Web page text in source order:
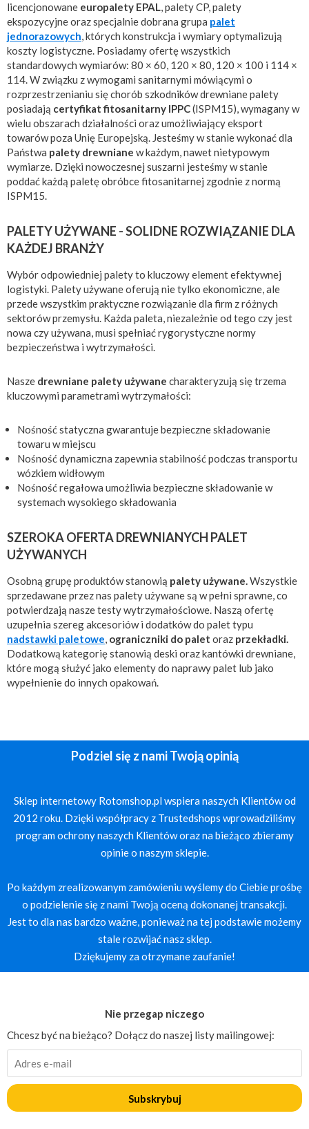
licencjonowane europalety EPAL, palety CP, palety
ekspozycyjne oraz specjalnie dobrana grupa palet
jednorazowych, których konstrukcja i wymiary optymalizują
koszty logistyczne. Posiadamy ofertę wszystkich
standardowych wymiarów: 80 × 60, 120 × 80, 120 × 100 i 114 ×
114. W związku z wymogami sanitarnymi mówiącymi o
rozprzestrzenianiu się chorób szkodników drewniane palety
posiadają certyfikat fitosanitarny IPPC(ISPM15), wymagany w
wielu obszarach działalności oraz umożliwiający eksport
towarów poza Unię Europejską. Jesteśmy w stanie wykonać dla
Państwa palety drewniane w każdym, nawet nietypowym
wymiarze. Dzięki nowoczesnej suszarni jesteśmy w stanie
poddać każdą paletę obróbce fitosanitarnej zgodnie z normą
ISPM15.
PALETY UŻYWANE - SOLIDNE ROZWIĄZANIE DLA
KAŻDEJ BRANŻY
Wybór odpowiedniej palety to kluczowy element efektywnej
logistyki. Palety używane oferują nie tylko ekonomiczne, ale
przede wszystkim praktyczne rozwiązanie dla firm z różnych
sektorów przemysłu. Każda paleta, niezależnie od tego czy jest
nowa czy używana, musi spełniać rygorystyczne normy
bezpieczeństwa i wytrzymałości.
Nasze drewniane palety używane charakteryzują się trzema
kluczowymi parametrami wytrzymałości:
Nośność statyczna gwarantuje bezpieczne składowanie
towaru w miejscu
Nośność dynamiczna zapewnia stabilność podczas transportu
wózkiem widłowym
Nośność regałowa umożliwia bezpieczne składowanie w
systemach wysokiego składowania
SZEROKA OFERTA DREWNIANYCH PALET
UŻYWANYCH
Osobną grupę produktów stanowią palety używane.Wszystkie
sprzedawane przez nas palety używane są w pełni sprawne, co
potwierdzają nasze testy wytrzymałościowe. Naszą ofertę
uzupełnia szereg akcesoriów i dodatków do palet typu
nadstawki paletowe, ograniczniki do palet oraz przekładki.
Dodatkową kategorię stanowią deski oraz kantówki drewniane,
które mogą służyć jako elementy do naprawy palet lub jako
wypełnienie do innych opakowań.
Podziel się z nami Twoją opinią
Sklep internetowy Rotomshop.pl wspiera naszych Klientów od
2012 roku. Dzięki współpracy z Trustedshops wprowadziliśmy
program ochrony naszych Klientów oraz na bieżąco zbieramy
opinie o naszym sklepie.
Po każdym zrealizowanym zamówieniu wyślemy do Ciebie prośbę
o podzielenie się z nami Twoją oceną dokonanej transakcji.
Jest to dla nas bardzo ważne, ponieważ na tej podstawie możemy
stale rozwijać nasz sklep.
Dziękujemy za otrzymane zaufanie!
Nie przegap niczego
Chcesz być na bieżąco? Dołącz do naszej listy mailingowej:
Subskrybuj